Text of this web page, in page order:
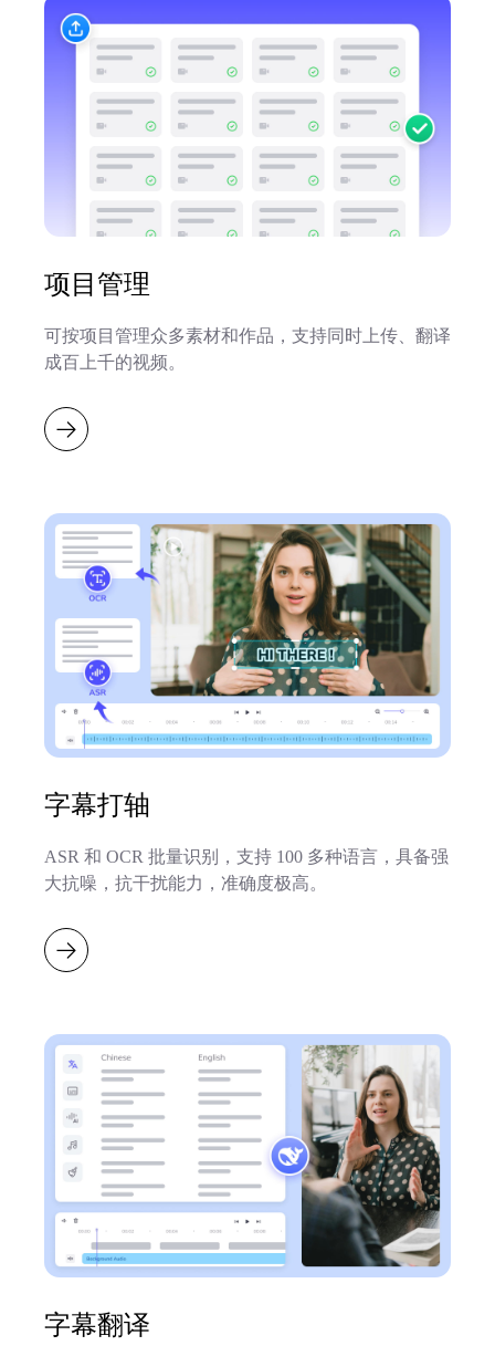
项目管理
可按项目管理众多素材和作品，支持同时上传、翻译
成百上千的视频。
字幕打轴
ASR 和 OCR 批量识别，支持 100 多种语言，具备强
大抗噪，抗干扰能力，准确度极高。
字幕翻译